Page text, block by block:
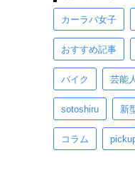
カーラバ女子
おすすめ記事
バイク 芸能
sotoshiru 新
コラム